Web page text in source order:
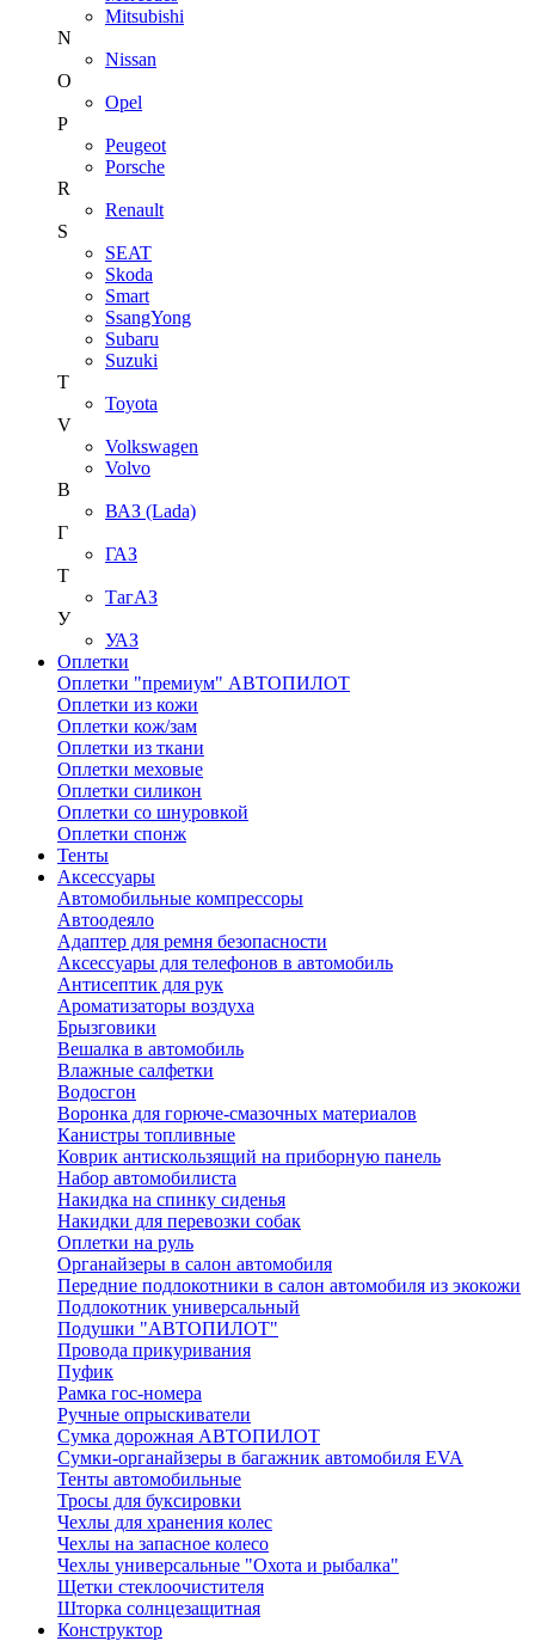
Mitsubishi
N
Nissan
O
Opel
P
Peugeot
Porsche
R
Renault
S
SEAT
Skoda
Smart
SsangYong
Subaru
Suzuki
T
Toyota
V
Volkswagen
Volvo
В
ВАЗ (Lada)
Г
ГАЗ
Т
ТагАЗ
У
УАЗ
Оплетки
Оплетки "премиум" АВТОПИЛОТ
Оплетки из кожи
Оплетки кож/зам
Оплетки из ткани
Оплетки меховые
Оплетки силикон
Оплетки со шнуровкой
Оплетки спонж
Тенты
Аксессуары
Автомобильные компрессоры
Автоодеяло
Адаптер для ремня безопасности
Аксессуары для телефонов в автомобиль
Антисептик для рук
Ароматизаторы воздуха
Брызговики
Вешалка в автомобиль
Влажные салфетки
Водосгон
Воронка для горюче-смазочных материалов
Канистры топливные
Коврик антискользящий на приборную панель
Набор автомобилиста
Накидка на спинку сиденья
Накидки для перевозки собак
Оплетки на руль
Органайзеры в салон автомобиля
Передние подлокотники в салон автомобиля из экокожи
Подлокотник универсальный
Подушки "АВТОПИЛОТ"
Провода прикуривания
Пуфик
Рамка гос-номера
Ручные опрыскиватели
Сумка дорожная АВТОПИЛОТ
Сумки-органайзеры в багажник автомобиля EVA
Тенты автомобильные
Тросы для буксировки
Чехлы для хранения колес
Чехлы на запасное колесо
Чехлы универсальные "Охота и рыбалка"
Щетки стеклоочистителя
Шторка солнцезащитная
Конструктор